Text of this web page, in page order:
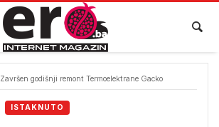
Završen godišnji remont Termoelektrane Gacko
ISTAKNUTO